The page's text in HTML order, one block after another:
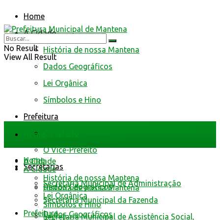
Home
A Cidade
História de nossa Mantena
Dados Geográficos
Lei Orgânica
Símbolos e Hino
Prefeitura
O Vice-Prefeito
Secretarias
Secretaria Municipal de Administração
Secretaria Municipal da Fazenda
Secretaria Municipal de Assistência Social,
No Result
View All Result
Home
A Cidade
História de nossa Mantena
Dados Geográficos
Home
A Cidade
História de nossa Mantena
Dados Geográficos
Lei Orgânica
Símbolos e Hino
Prefeitura